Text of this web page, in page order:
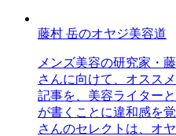
藤村 岳のオヤジ美容道
メンズ美容の研究家・
さんに向けて、オスス
記事を、美容ライター
が書くことに違和感を
さんのセレクトは、オ